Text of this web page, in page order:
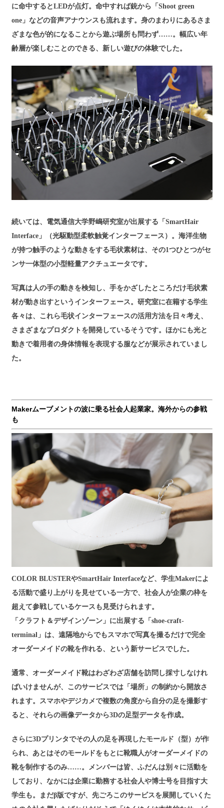
に命中するとLEDが点灯。命中すれば銃から「Shoot green
one」などの音声アナウンスも流れます。身のまわりにあるさま
ざまな色が的になることから遊ぶ場所も問わず……。幅広い年
齢層が楽しむことのできる、新しい遊びの体験でした。
続いては、電気通信大学野嶋研究室が出展する「SmartHair
Interface」（光駆動型柔軟触覚インターフェース）。海洋生物
が持つ触手のような動きをする毛状素材は、その1つひとつがセ
ンサ一体型の小型軽量アクチュエータです。
写真は人の手の動きを検知し、手をかざしたところだけ毛状素
材が動き出すというインターフェース。研究室に在籍する学生
各々は、これら毛状インターフェースの活用方法を日々考え、
さまざまなプロダクトを開発しているそうです。ほかにも光と
動きで着用者の身体情報を表現する服などが展示されていまし
た。
Makerムーブメントの波に乗る社会人起業家。海外からの参戦
も
COLOR BLUSTERやSmartHair Interfaceなど、学生Makerによ
る活動で盛り上がりを見せている一方で、社会人が企業の枠を
超えて参戦しているケースも見受けられます。
「クラフト＆デザインゾーン」に出展する「shoe-craft-
terminal 」は、遠隔地からでもスマホで写真を撮るだけで完全
オーダーメイドの靴を作れる、という新サービスでした。
通常、オーダーメイド靴はわざわざ店舗を訪問し採寸しなけれ
ばいけませんが、このサービスでは「場所」の制約から開放さ
れます。スマホやデジカメで複数の角度から自分の足を撮影す
ると、それらの画像データから3Dの足型データを作成。
さらに3Dプリンタでその人の足を再現したモールド（型）が作
られ、あとはそのモールドをもとに靴職人がオーダーメイドの
靴を制作するのみ……。メンバーは皆、ふだんは別々に活動を
しており、なかには企業に勤務する社会人や博士号を目指す大
学生も。まだβ版ですが、先ごろこのサービスを展開していくた